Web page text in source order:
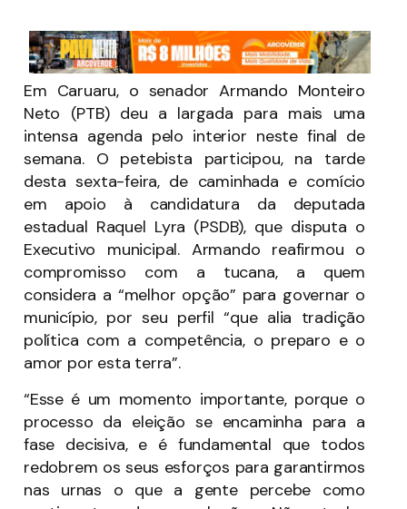
Em Caruaru, o senador Armando Monteiro
Neto (PTB) deu a largada para mais uma
intensa agenda pelo interior neste final de
semana. O petebista participou, na tarde
desta sexta-feira, de caminhada e comício
em apoio à candidatura da deputada
estadual Raquel Lyra (PSDB), que disputa o
Executivo municipal. Armando reafirmou o
compromisso com a tucana, a quem
considera a “melhor opção” para governar o
município, por seu perfil “que alia tradição
política com a competência, o preparo e o
amor por esta terra”.
“Esse é um momento importante, porque o
processo da eleição se encaminha para a
fase decisiva, e é fundamental que todos
redobrem os seus esforços para garantirmos
nas urnas o que a gente percebe como